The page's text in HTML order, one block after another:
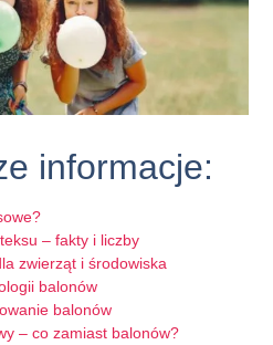
informacje:
– fakty i liczby
zwierząt i środowiska
balonów
balonów
– co zamiast balonów?